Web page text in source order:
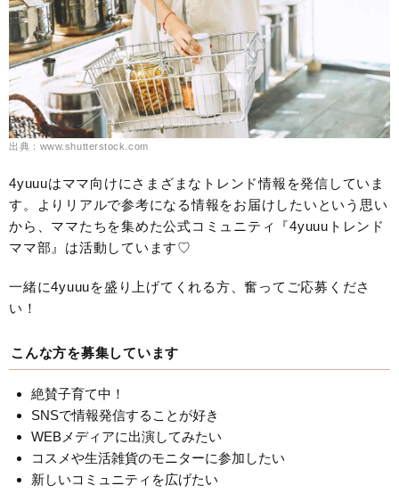
出典：www.shutterstock.com
4yuuuはママ向けにさまざまなトレンド情報を発信していま
す。よりリアルで参考になる情報をお届けしたいという思い
から、ママたちを集めた公式コミュニティ『4yuuuトレンド
ママ部』は活動しています♡
一緒に4yuuuを盛り上げてくれる方、奮ってご応募くださ
い！
こんな方を募集しています
絶賛子育て中！
SNSで情報発信することが好き
WEBメディアに出演してみたい
コスメや生活雑貨のモニターに参加したい
新しいコミュニティを広げたい